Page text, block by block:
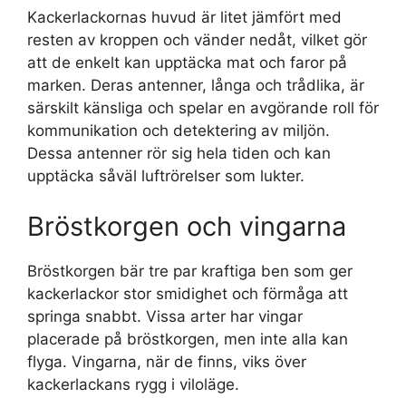
Kackerlackornas huvud är litet jämfört med
resten av kroppen och vänder nedåt, vilket gör
att de enkelt kan upptäcka mat och faror på
marken. Deras antenner, långa och trådlika, är
särskilt känsliga och spelar en avgörande roll för
kommunikation och detektering av miljön.
Dessa antenner rör sig hela tiden och kan
upptäcka såväl luftrörelser som lukter.
Bröstkorgen och vingarna
Bröstkorgen bär tre par kraftiga ben som ger
kackerlackor stor smidighet och förmåga att
springa snabbt. Vissa arter har vingar
placerade på bröstkorgen, men inte alla kan
flyga. Vingarna, när de finns, viks över
kackerlackans rygg i viloläge.